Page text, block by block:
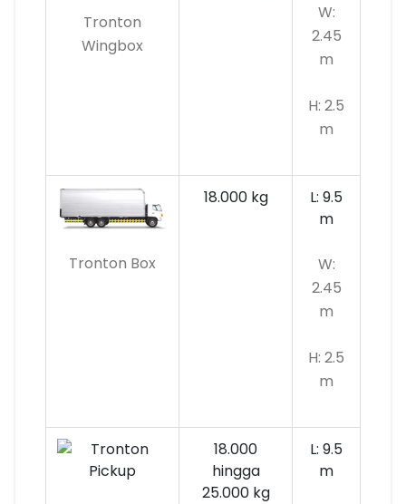
Tronton
Wingbox
W:
2.45
m
H: 2.5
m
Tronton Box
18.000 kg
L: 9.5
m
W:
2.45
m
H: 2.5
m
18.000
hingga
25.000 kg
L: 9.5
m